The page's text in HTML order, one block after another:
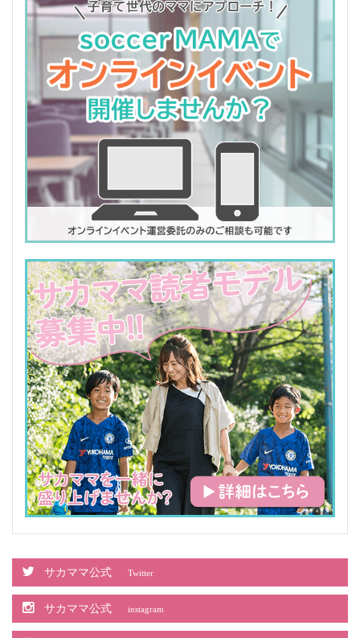
サカママ公式 Twitter
サカママ公式 instagram